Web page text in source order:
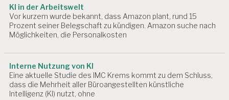
R
B
EI
T
M
E
D
IZ
I
o
n
KI in der Arbeitswelt
Vor kurzem wurde bekannt, dass Amazon plant, rund 15
Prozent seiner Belegschaft zu kündigen. Amazon suche nach
Möglichkeiten, die Personalkosten
Interne Nutzung von KI
Eine aktuelle Studie des IMC Krems kommt zu dem Schluss,
dass die Mehrheit aller Büroangestellten künstliche
Intelligenz (KI) nutzt, ohne